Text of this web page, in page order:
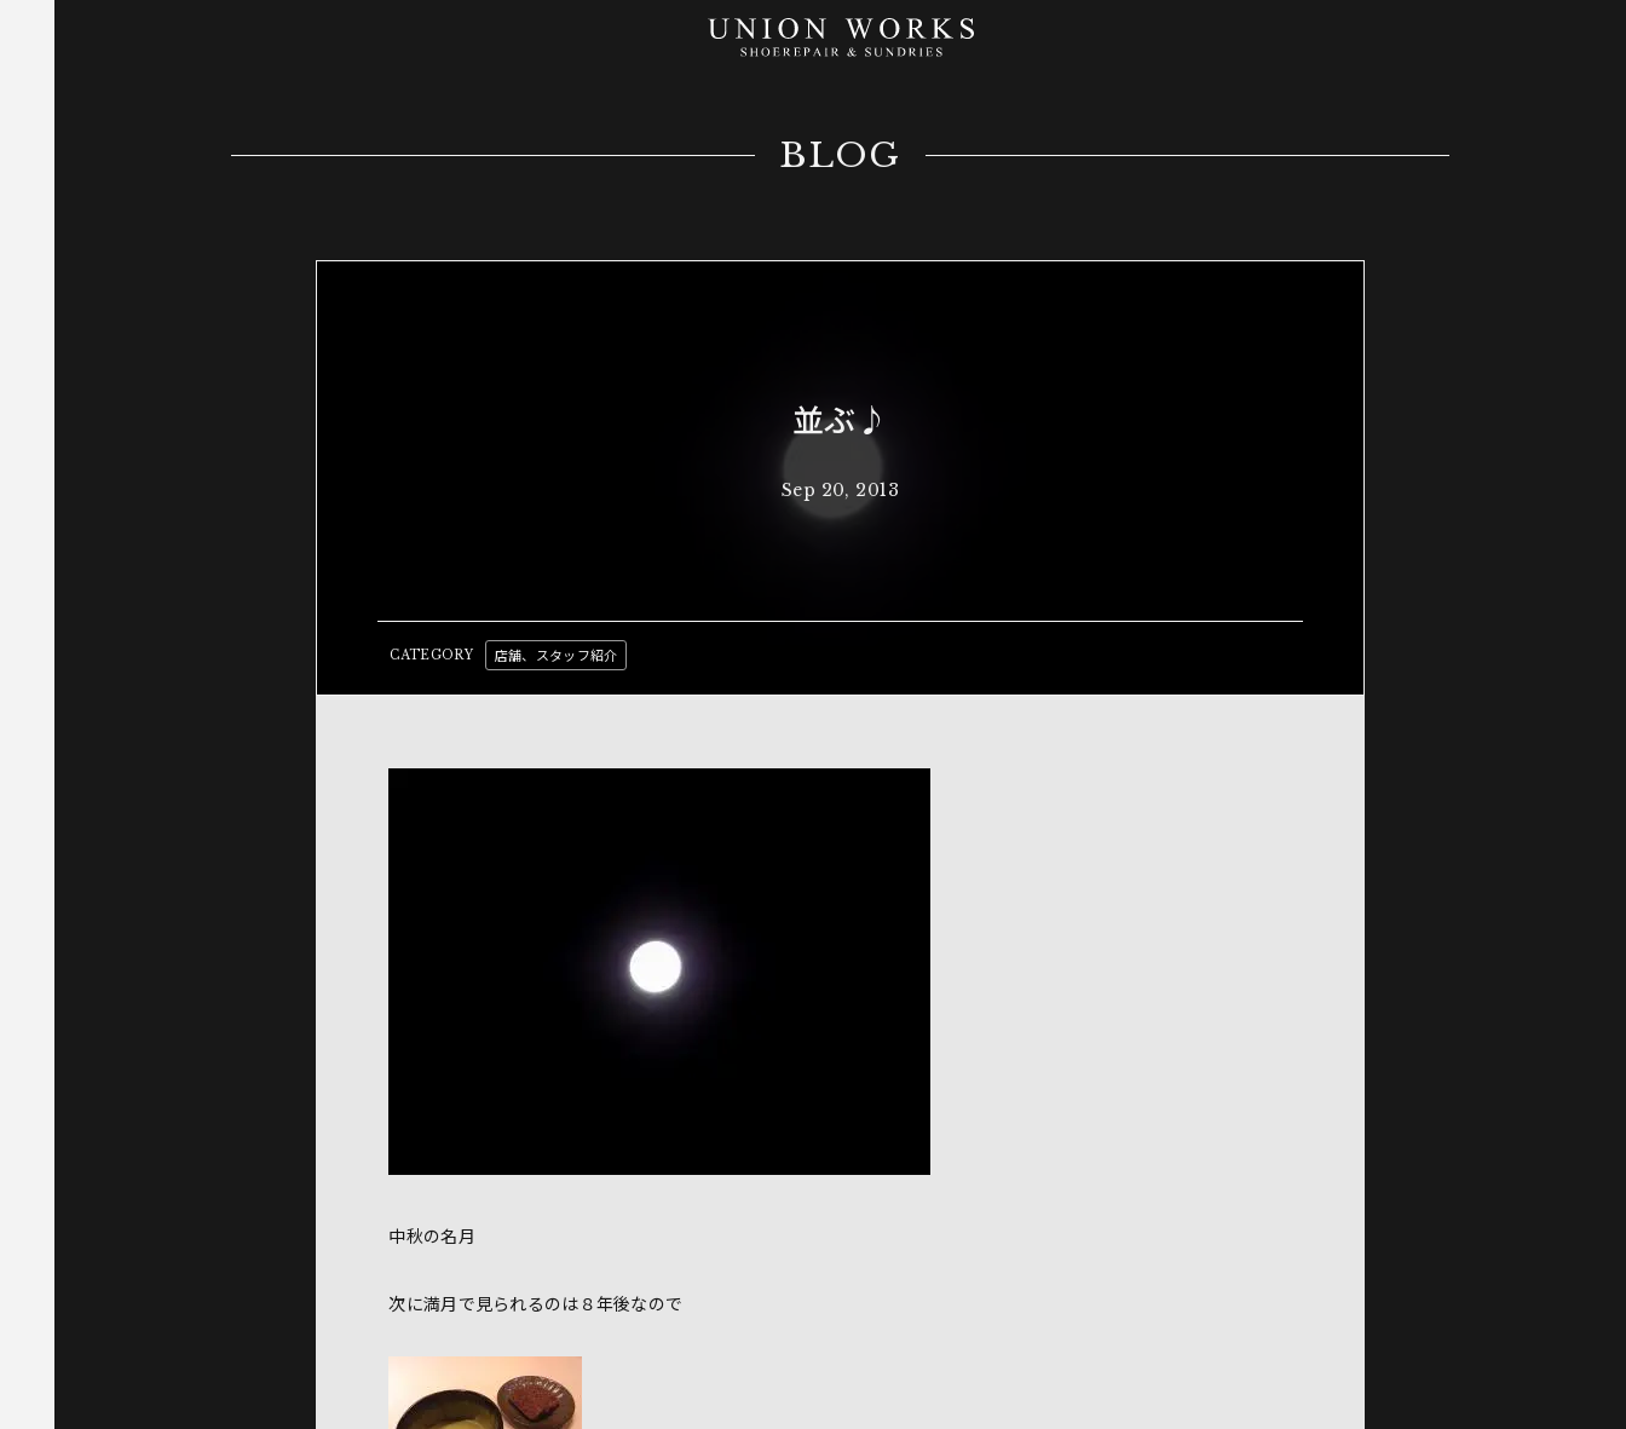
BLOG
並ぶ♪
Sep 20, 2013
CATEGORY 店舗、スタッフ紹介
中秋の名月
次に満月で見られるのは８年後なので